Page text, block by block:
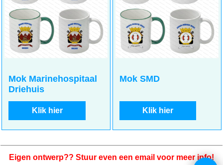
Mok Marinehospitaal
Driehuis
Klik hier
Mok SMD
Klik hier
Eigen ontwerp?? Stuur even een email voor meer info!